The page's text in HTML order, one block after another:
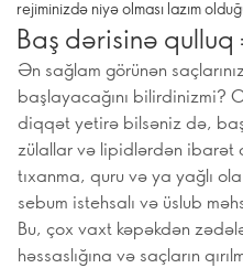
rejiminizdə niyə olması lazım
Baş dərisinə
Ən sağlam görünən
başlayacağını bilirdinizmi?
diqqət yetirə bilsəniz də,
zülallar və lipidlərdən ibarət
tıxanma, quru və ya yağlı
sebum istehsalı və üslub
Bu, çox vaxt kəpəkdən
həssaslığına və saçların